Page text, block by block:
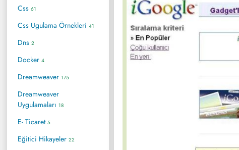
Css 61
Css Ugulama Örnekleri 41
Dns 2
Docker 4
Dreamweaver 175
Dreamweaver
Uygulamaları 18
E- Ticaret 5
Eğitici Hikayeler 22